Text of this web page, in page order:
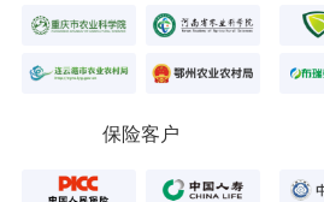
保险客户